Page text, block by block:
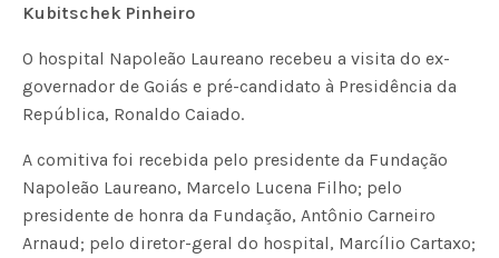
Kubitschek Pinheiro
O hospital Napoleão Laureano recebeu a visita do ex-
governador de Goiás e pré-candidato à Presidência da
República, Ronaldo Caiado.
A comitiva foi recebida pelo presidente da Fundação
Napoleão Laureano, Marcelo Lucena Filho; pelo
presidente de honra da Fundação, Antônio Carneiro
Arnaud; pelo diretor-geral do hospital, Marcílio Cartaxo;